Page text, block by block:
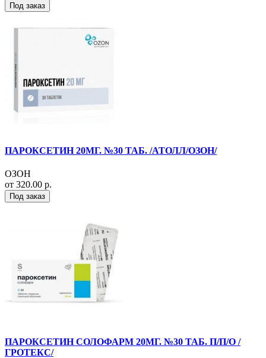
Под заказ
ПАРОКСЕТИН 20МГ. №30 ТАБ. /АТОЛЛ/ОЗОН/
ОЗОН
от 320.00 р.
Под заказ
ПАРОКСЕТИН СОЛОФАРМ 20МГ. №30 ТАБ. П/П/О /
ГРОТЕКС/